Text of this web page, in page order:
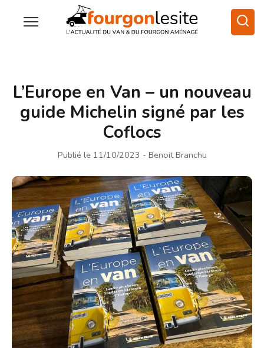
L’Europe en Van – un nouveau
guide Michelin signé par les
Coflocs
Publié le 11/10/2023 - Benoit Branchu